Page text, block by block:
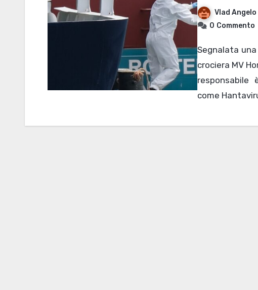
Vlad
0 Commento
Segnalata una serie di infezioni a bordo della nave da
crociera MV
responsabile
come